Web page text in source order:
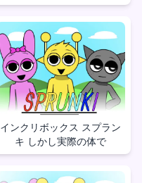
インクリボックス スプラン
キ しかし実際の体で